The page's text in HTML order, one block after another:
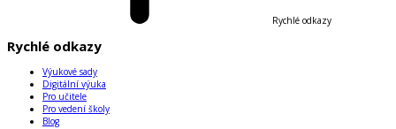
Rychlé odkazy
Rychlé odkazy
Výukové sady
Digitální výuka
Pro učitele
Pro vedení školy
Blog